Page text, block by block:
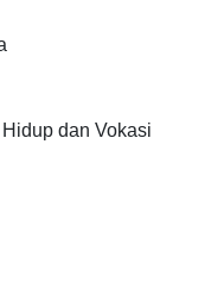
dan Vokasi